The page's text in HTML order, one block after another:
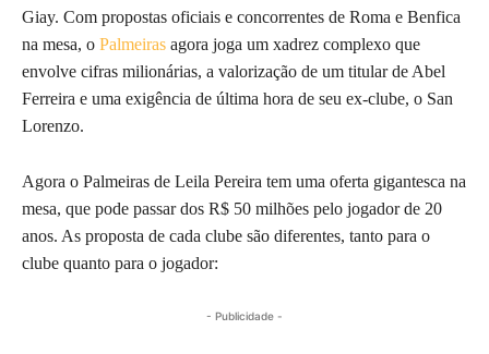
Giay. Com propostas oficiais e concorrentes de Roma e Benfica
na mesa, o Palmeiras agora joga um xadrez complexo que
envolve cifras milionárias, a valorização de um titular de Abel
Ferreira e uma exigência de última hora de seu ex-clube, o San
Lorenzo.
Agora o Palmeiras de Leila Pereira tem uma oferta gigantesca na
mesa, que pode passar dos R$ 50 milhões pelo jogador de 20
anos. As proposta de cada clube são diferentes, tanto para o
clube quanto para o jogador:
- Publicidade -